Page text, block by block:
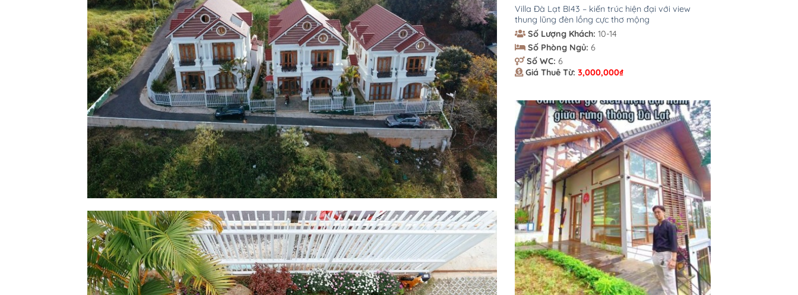
Villa Đà Lạt BI43 – kiến trúc hiện đại với view
thung lũng đèn lồng cực thơ mộng
Số Lượng Khách: 10-14
Số Phòng Ngủ: 6
Số WC: 6
Giá Thuê Từ: 3,000,000₫